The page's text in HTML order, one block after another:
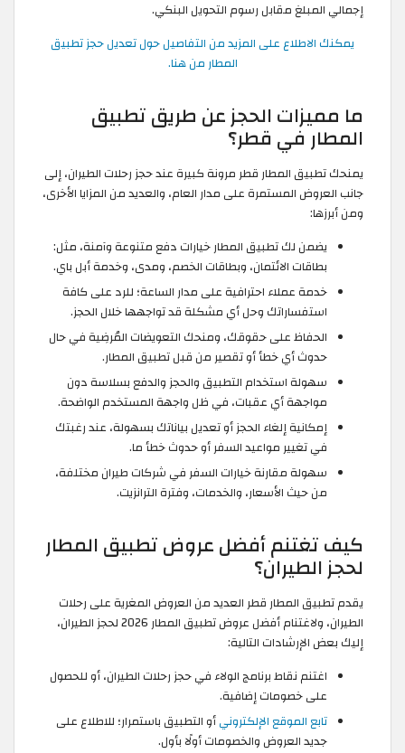
إجمالي المبلغ مقابل رسوم التحويل البنكي.
يمكنك الاطلاع على المزيد من التفاصيل حول تعديل حجز تطبيق
المطار من هنا.
ما مميزات الحجز عن طريق تطبيق
المطار في قطر؟
يمنحك تطبيق المطار قطر مرونة كبيرة عند حجز رحلات الطيران، إلى
جانب العروض المستمرة على مدار العام، والعديد من المزايا الأخرى،
ومن أبرزها:
يضمن لك تطبيق المطار خيارات دفع متنوعة وآمنة، مثل:
بطاقات الائتمان، وبطاقات الخصم، ومدى، وخدمة أبل باي.
خدمة عملاء احترافية على مدار الساعة؛ للرد على كافة
استفساراتك وحل أي مشكلة قد تواجهها خلال الحجز.
الحفاظ على حقوقك، ومنحك التعويضات المُرضِية في حال
حدوث أي خطأ أو تقصير من قبل تطبيق المطار.
سهولة استخدام التطبيق والحجز والدفع بسلاسة دون
مواجهة أي عقبات، في ظل واجهة المستخدم الواضحة.
إمكانية إلغاء الحجز أو تعديل بياناتك بسهولة، عند رغبتك
في تغيير مواعيد السفر أو حدوث خطأ ما.
سهولة مقارنة خيارات السفر في شركات طيران مختلفة،
من حيث الأسعار، والخدمات، وفترة الترانزيت.
كيف تغتنم أفضل عروض تطبيق المطار
لحجز الطيران؟
يقدم تطبيق المطار قطر العديد من العروض المغرية على رحلات
الطيران، ولاغتنام أفضل عروض تطبيق المطار 2026 لحجز الطيران،
إليك بعض الإرشادات التالية:
اغتنم نقاط برنامج الولاء في حجز رحلات الطيران، أو للحصول
على خصومات إضافية.
تابع الموقع الإلكترونيأو التطبيق باستمرار؛ للاطلاع على
جديد العروض والخصومات أولًا بأول.